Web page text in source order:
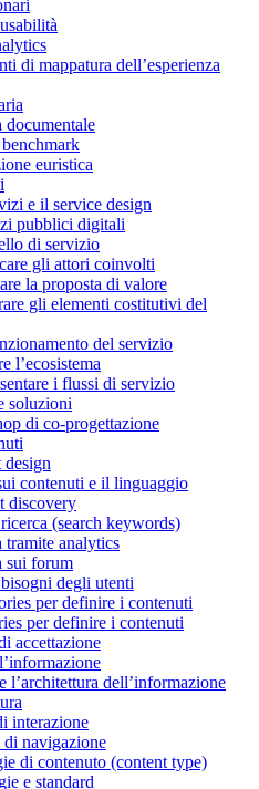
di mappatura dell’esperienza
documentale
euristica
e il service design
pubblici digitali
di servizio
gli attori coinvolti
la proposta di valore
gli elementi costitutivi del
del servizio
l’ecosistema
i flussi di servizio
soluzioni
di co-progettazione
design
contenuti e il linguaggio
discovery
(search keywords)
tramite analytics
sui forum
degli utenti
per definire i contenuti
per definire i contenuti
accettazione
l’architettura dell’informazione
interazione
navigazione
di contenuto (content type)
e standard